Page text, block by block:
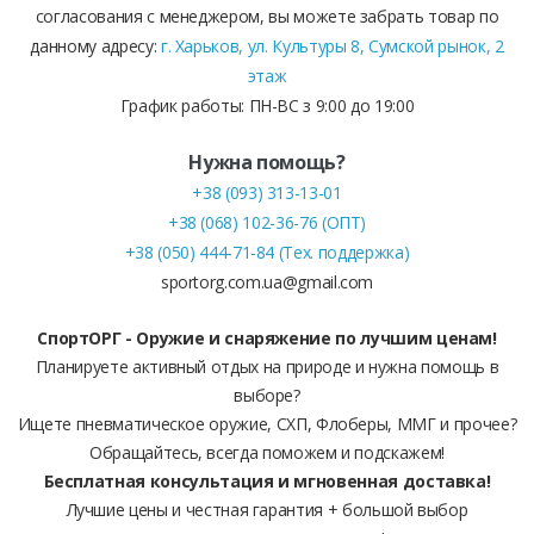
согласования с менеджером, вы можете забрать товар по
данному адресу: г. Харьков, ул. Культуры 8, Сумской рынок, 2
этаж
График работы: ПН-ВС з 9:00 до 19:00
Нужна помощь?
+38 (093) 313-13-01
+38 (068) 102-36-76 (ОПТ)
+38 (050) 444-71-84 (Тех. поддержка)
sportorg.com.ua@gmail.com
СпортОРГ - Оружие и снаряжение по лучшим ценам!
Планируете активный отдых на природе и нужна помощь в
выборе?
Ищете пневматическое оружие, СХП, Флоберы, ММГ и прочее?
Обращайтесь, всегда поможем и подскажем!
Бесплатная консультация и мгновенная доставка!
Лучшие цены и честная гарантия + большой выбор